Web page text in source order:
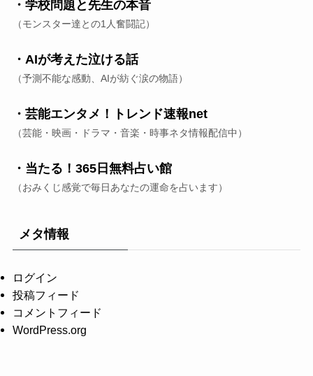
・学校問題と先生の本音
（モンスター達との1人奮闘記）
・AIが考えた泣ける話
（予測不能な感動、AIが紡ぐ涙の物語）
・芸能エンタメ！トレンド速報net
（芸能・映画・ドラマ・音楽・時事ネタ情報配信中）
・当たる！365日無料占い館
（おみくじ感覚で毎日あなたの運命を占います）
メタ情報
ログイン
投稿フィード
コメントフィード
WordPress.org